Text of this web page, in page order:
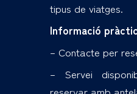
tipus de viatges.
Informació
– Contacte per
– Servei